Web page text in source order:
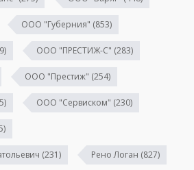
ООО "Губерния" (853)
ООО "ПРЕСТИЖ-С" (283)
ООО "Престиж" (254)
ООО "Сервиском" (230)
(231) Рено Логан (827)